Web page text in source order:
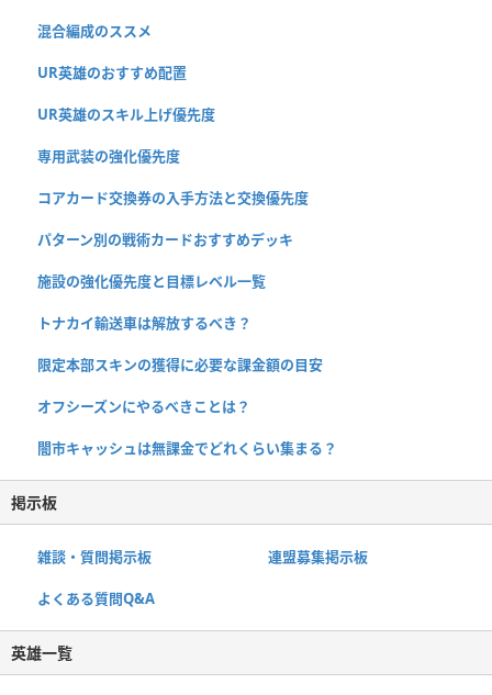
混合編成のススメ
UR英雄のおすすめ配置
UR英雄のスキル上げ優先度
専用武装の強化優先度
コアカード交換券の入手方法と交換優先度
パターン別の戦術カードおすすめデッキ
施設の強化優先度と目標レベル一覧
トナカイ輸送車は解放するべき？
限定本部スキンの獲得に必要な課金額の目安
オフシーズンにやるべきことは？
闇市キャッシュは無課金でどれくらい集まる？
掲示板
雑談・質問掲示板 連盟募集掲示板
よくある質問Q&A
英雄一覧